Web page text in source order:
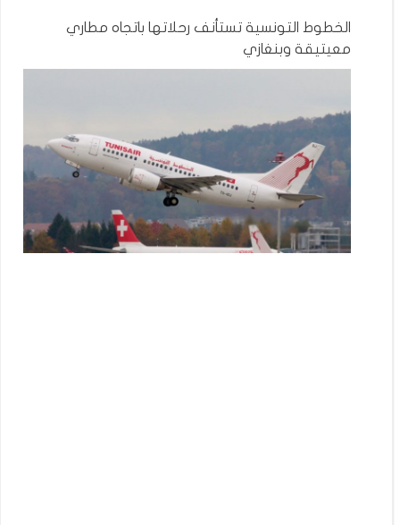
الخطوط التونسية تستأنف رحلاتها باتجاه مطاري
معيتيقة وبنغازي